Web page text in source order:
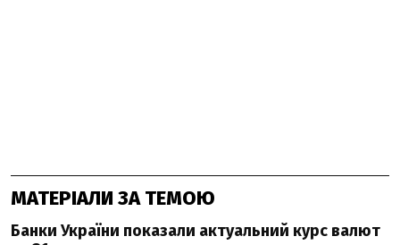
МАТЕРІАЛИ ЗА ТЕМОЮ
Банки України показали актуальний курс валют